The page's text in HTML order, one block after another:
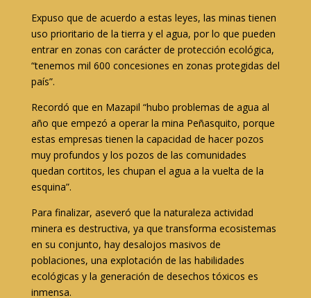
Expuso que de acuerdo a estas leyes, las minas tienen
uso prioritario de la tierra y el agua, por lo que pueden
entrar en zonas con carácter de protección ecológica,
“tenemos mil 600 concesiones en zonas protegidas del
país”.
Recordó que en Mazapil “hubo problemas de agua al
año que empezó a operar la mina Peñasquito, porque
estas empresas tienen la capacidad de hacer pozos
muy profundos y los pozos de las comunidades
quedan cortitos, les chupan el agua a la vuelta de la
esquina”.
Para finalizar, aseveró que la naturaleza actividad
minera es destructiva, ya que transforma ecosistemas
en su conjunto, hay desalojos masivos de
poblaciones, una explotación de las habilidades
ecológicas y la generación de desechos tóxicos es
inmensa.